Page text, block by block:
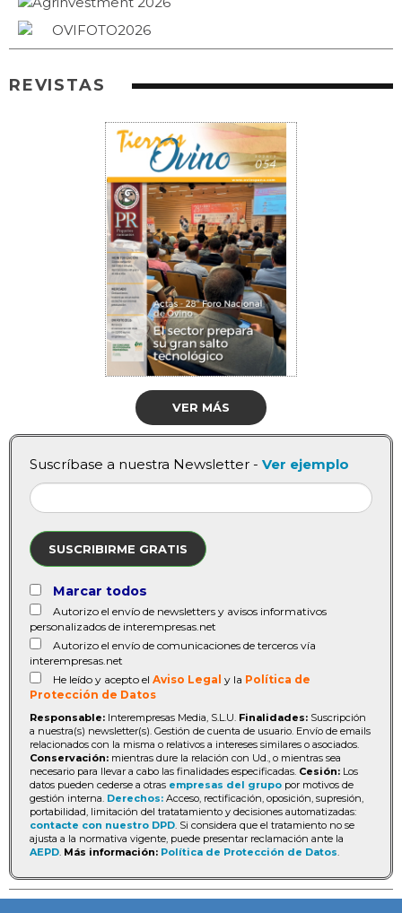
REVISTAS
VER MÁS
Suscríbase a nuestra Newsletter - Ver ejemplo
SUSCRIBIRME GRATIS
Marcar todos
Autorizo el envío de newsletters y avisos informativos
personalizados de interempresas.net
Autorizo el envío de comunicaciones de terceros vía
interempresas.net
He leído y acepto el Aviso Legal y la Política de
Protección de Datos
Responsable: Interempresas Media, S.L.U. Finalidades: Suscripción
a nuestra(s) newsletter(s). Gestión de cuenta de usuario. Envío de emails
relacionados con la misma o relativos a intereses similares o asociados.
Conservación: mientras dure la relación con Ud., o mientras sea
necesario para llevar a cabo las finalidades especificadas. Cesión: Los
datos pueden cederse a otras empresas del grupo por motivos de
gestión interna. Derechos: Acceso, rectificación, oposición, supresión,
portabilidad, limitación del tratatamiento y decisiones automatizadas:
contacte con nuestro DPD. Si considera que el tratamiento no se
ajusta a la normativa vigente, puede presentar reclamación ante la
AEPD. Más información: Política de Protección de Datos.